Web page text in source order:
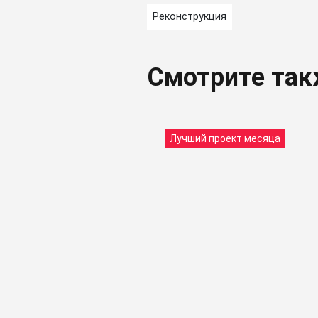
Реконструкция
Смотрите
Лучший проект месяца